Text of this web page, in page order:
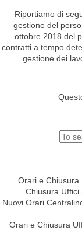
Riportiamo di
gestione del
ottobre 2018 del
contratti a tempo
gestione dei
Orari e Chiusura
Chiusura Uffici
Nuovi Orari
Orari e Chiusura